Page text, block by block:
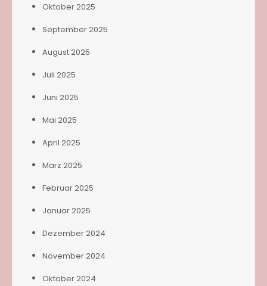
Oktober 2025
September 2025
August 2025
Juli 2025
Juni 2025
Mai 2025
April 2025
März 2025
Februar 2025
Januar 2025
Dezember 2024
November 2024
Oktober 2024